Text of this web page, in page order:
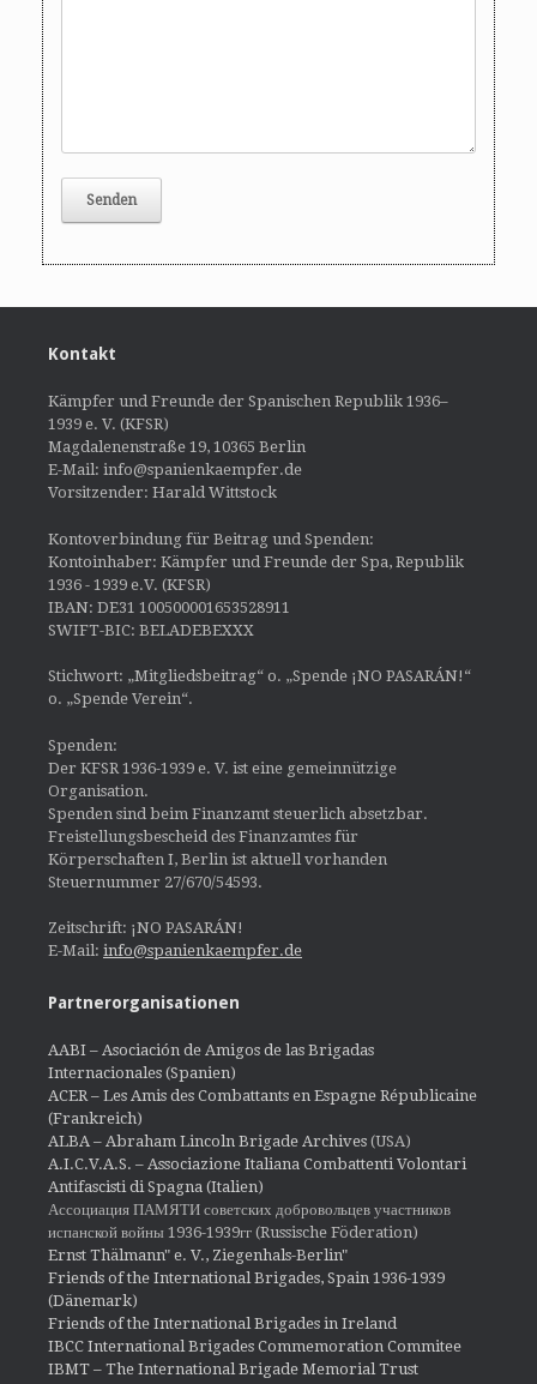
Kontakt
Kämpfer und Freunde der Spanischen Republik 1936–
1939 e. V. (KFSR)
Magdalenenstraße 19, 10365 Berlin
E-Mail: info@spanienkaempfer.de
Vorsitzender: Harald Wittstock
Kontoverbindung für Beitrag und Spenden:
Kontoinhaber: Kämpfer und Freunde der Spa, Republik
1936 - 1939 e.V. (KFSR)
IBAN: DE31 100500001653528911
SWIFT-BIC: BELADEBEXXX
Stichwort: „Mitgliedsbeitrag“ o. „Spende ¡NO PASARÁN!“
o. „Spende Verein“.
Spenden:
Der KFSR 1936-1939 e. V. ist eine gemeinnützige
Organisation.
Spenden sind beim Finanzamt steuerlich absetzbar.
Freistellungsbescheid des Finanzamtes für
Körperschaften I, Berlin ist aktuell vorhanden
Steuernummer 27/670/54593.
Zeitschrift: ¡NO PASARÁN!
E-Mail: info@spanienkaempfer.de
Partnerorganisationen
AABI – Asociación de Amigos de las Brigadas
Internacionales (Spanien)
ACER – Les Amis des Combattants en Espagne Républicaine
(Frankreich)
ALBA – Abraham Lincoln Brigade Archives (USA)
A.I.C.V.A.S. – Associazione Italiana Combattenti Volontari
Antifascisti di Spagna (Italien)
Ассоциация ПАМЯТИ советских добровольцев участников
испанской войны 1936-1939гг (Russische Föderation)
Ernst Thälmann" e. V., Ziegenhals-Berlin"
Friends of the International Brigades, Spain 1936-1939
(Dänemark)
Friends of the International Brigades in Ireland
IBCC International Brigades Commemoration Commitee
IBMT – The International Brigade Memorial Trust